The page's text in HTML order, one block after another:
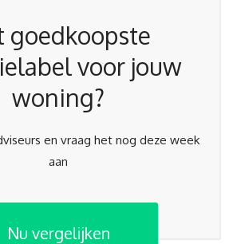
goedkoopste
voor jouw
woning?
en vraag het nog deze week
aan
Nu vergelijken